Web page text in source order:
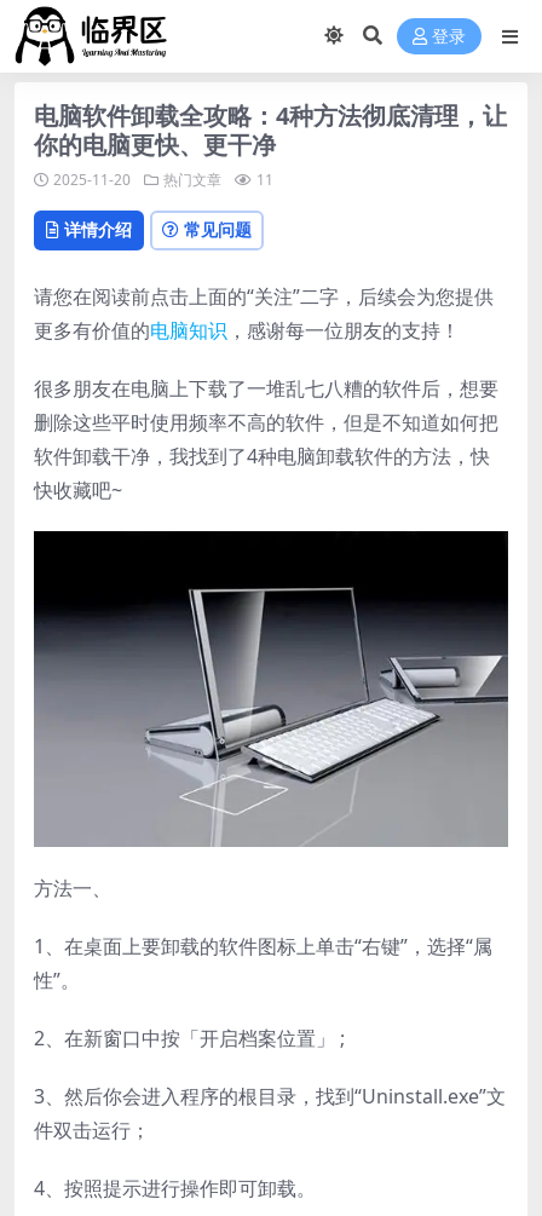
登录
电脑软件卸载全攻略：4种方法彻底清理，让
你的电脑更快、更干净
2025-11-20 热门文章 11
详情介绍 常见问题
请您在阅读前点击上面的“关注”二字，后续会为您提供
更多有价值的电脑知识 ，感谢每一位朋友的支持！
很多朋友在电脑上下载了一堆乱七八糟的软件后，想要
删除这些平时使用频率不高的软件，但是不知道如何把
软件卸载干净，我找到了4种电脑卸载软件的方法，快
快收藏吧~
方法一、
1、在桌面上要卸载的软件图标上单击“右键”，选择“属
性”。
2、在新窗口中按「开启档案位置」 ;
3、然后你会进入程序的根目录，找到“Uninstall.exe”文
件双击运行；
4、按照提示进行操作即可卸载。